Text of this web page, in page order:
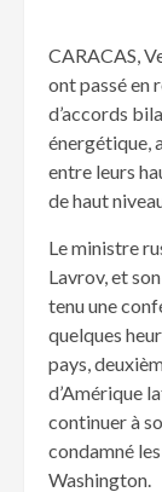
CARACAS,
ont passé en
d’accords
énergétique,
entre leurs
de haut
Le ministre
Lavrov, et
tenu une
quelques
pays,
d’Amérique
continuer à
condamné
Washington.